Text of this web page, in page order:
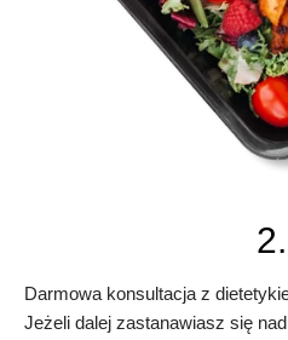
2.
Darmowa konsultacja z
Jeżeli dalej zastanawiasz się